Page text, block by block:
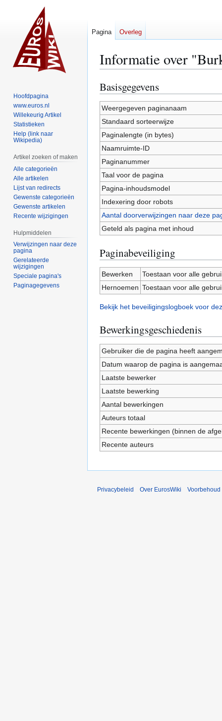
Informatie over
Naar
navigatie
springen
Naar
zoeken
springen
Basisgegevens
Weergegeven paginanaam
Standaard sorteerwijze
Paginalengte (in bytes)
Naamruimte-ID
Paginanummer
Taal voor de pagina
Pagina-inhoudsmodel
Indexering door robots
Aantal doorverwijzingen naar deze
Geteld als pagina met inhoud
Paginabeveiliging
Bewerken
Toestaan voor alle
Hernoemen Toestaan voor alle
Bekijk het beveiligingslogboek voor
Bewerkingsgeschiedenis
Gebruiker die de pagina heeft
Datum waarop de pagina is
Laatste bewerker
Laatste bewerking
Aantal bewerkingen
Auteurs totaal
Recente bewerkingen (binnen de
Recente auteurs
Pagina Overleg
Hoofdpagina
www.euros.nl
Willekeurig Artikel
Statistieken
Help (link naar
Wikipedia)
Artikel zoeken of maken
Alle categorieën
Alle artikelen
Lijst van redirects
Gewenste categorieën
Gewenste artikelen
Recente wijzigingen
Hulpmiddelen
Verwijzingen naar deze
pagina
Gerelateerde
wijzigingen
Speciale pagina's
Paginagegevens
Privacybeleid Over EurosWiki Voorbehoud